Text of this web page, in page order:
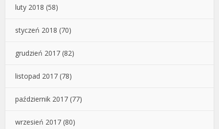
luty 2018 (58)
styczeń 2018 (70)
grudzień 2017 (82)
listopad 2017 (78)
październik 2017 (77)
wrzesień 2017 (80)